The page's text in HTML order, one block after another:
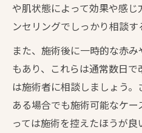
や肌状態によって効果や感
ンセリングでしっかり相談す
また、施術後に一時的な赤
もあり、これらは通常数日
は施術者に相談しましょう
ある場合でも施術可能なケ
っては施術を控えたほうが